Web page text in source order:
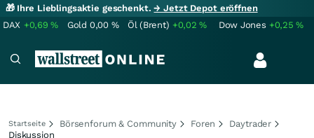
🎁 Ihre Lieblingsaktie geschenkt.→ Jetzt Depot eröffnen
DAX +0,69% Gold 0,00 % Öl (Brent) +0,02% Dow Jones +0,25%
Startseite Börsenforum & Community Foren
Daytrader
Diskussion